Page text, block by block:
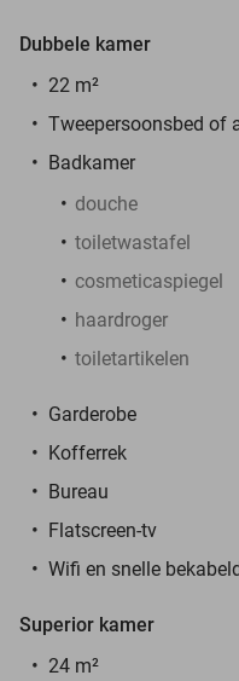
Dubbele kamer
22 m²
Tweepersoonsbed of
Badkamer
douche
toiletwastafel
cosmeticaspiegel
haardroger
toiletartikelen
Garderobe
Kofferrek
Bureau
Flatscreen-tv
Wifi en snelle
Superior kamer
24 m²